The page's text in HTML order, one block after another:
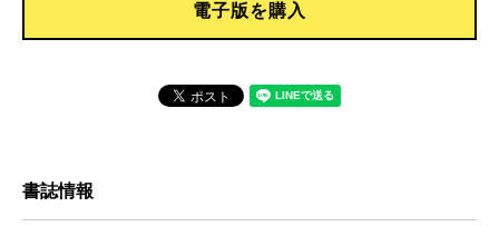
電子版を購入
書誌情報